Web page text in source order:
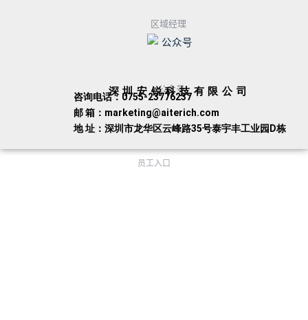
区域经理
公众号
深圳安锐科技有限公司
咨询电话：0755-23776237
邮 箱：marketing@aiterich.com
地 址：深圳市龙华区云峰路35号泰宇丰工业园D栋
员工入口